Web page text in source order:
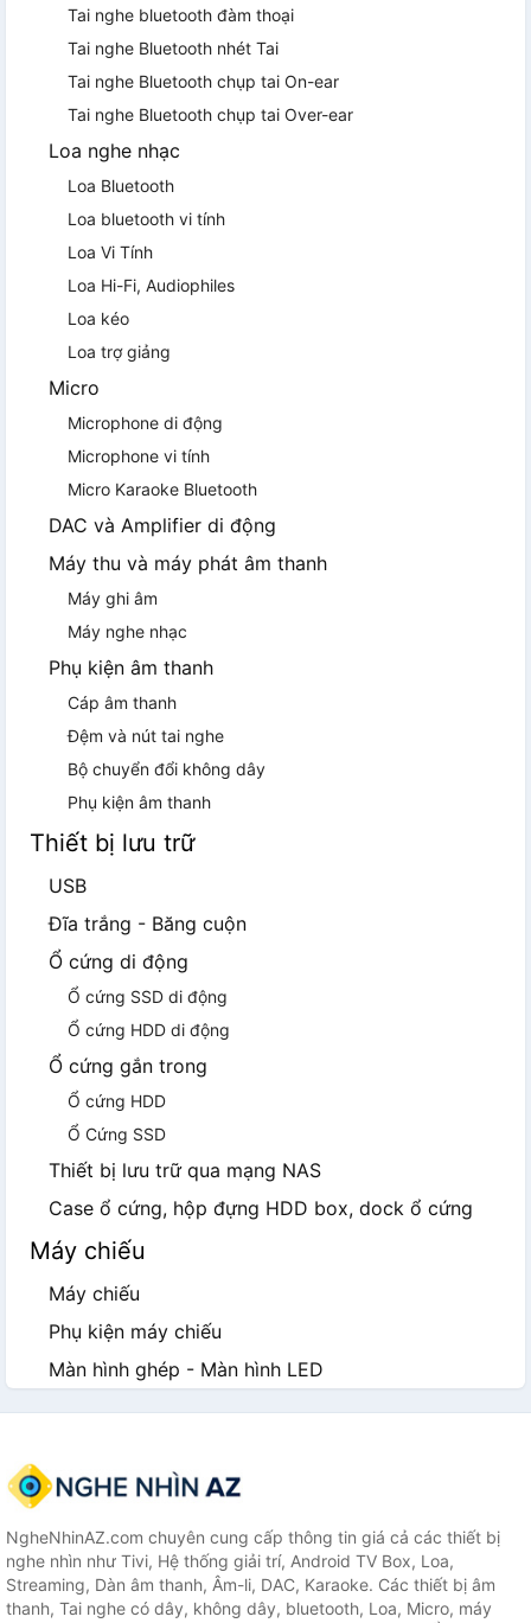
Tai nghe bluetooth đàm thoại
Tai nghe Bluetooth nhét Tai
Tai nghe Bluetooth chụp tai On-ear
Tai nghe Bluetooth chụp tai Over-ear
Loa nghe nhạc
Loa Bluetooth
Loa bluetooth vi tính
Loa Vi Tính
Loa Hi-Fi, Audiophiles
Loa kéo
Loa trợ giảng
Micro
Microphone di động
Microphone vi tính
Micro Karaoke Bluetooth
DAC và Amplifier di động
Máy thu và máy phát âm thanh
Máy ghi âm
Máy nghe nhạc
Phụ kiện âm thanh
Cáp âm thanh
Đệm và nút tai nghe
Bộ chuyển đổi không dây
Phụ kiện âm thanh
Thiết bị lưu trữ
USB
Đĩa trắng - Băng cuộn
Ổ cứng di động
Ổ cứng SSD di động
Ổ cứng HDD di động
Ổ cứng gắn trong
Ổ cứng HDD
Ổ Cứng SSD
Thiết bị lưu trữ qua mạng NAS
Case ổ cứng, hộp đựng HDD box, dock ổ cứng
Máy chiếu
Máy chiếu
Phụ kiện máy chiếu
Màn hình ghép - Màn hình LED
NgheNhinAZ.com chuyên cung cấp thông tin giá cả các thiết bị
nghe nhìn như Tivi, Hệ thống giải trí, Android TV Box, Loa,
Streaming, Dàn âm thanh, Âm-li, DAC, Karaoke. Các thiết bị âm
thanh, Tai nghe có dây, không dây, bluetooth, Loa, Micro, máy